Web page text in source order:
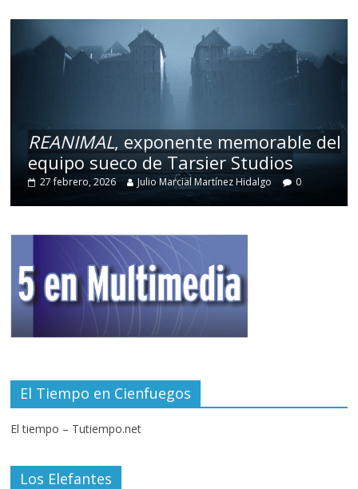
REANIMAL, exponente memorable del
equipo sueco de Tarsier Studios
27 febrero, 2026 Julio Marcial Martínez Hidalgo 0
El Tiempo en Cienfuegos
El tiempo – Tutiempo.net
Los Elefantes